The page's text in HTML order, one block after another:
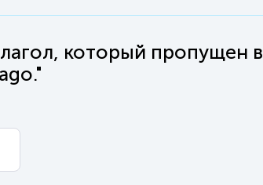
который пропущен